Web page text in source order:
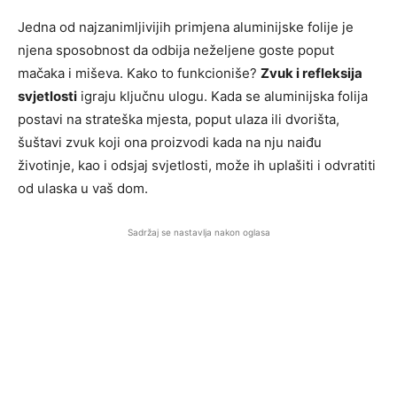
Jedna od najzanimljivijih primjena aluminijske folije je
njena sposobnost da odbija neželjene goste poput
mačaka i miševa. Kako to funkcioniše? Zvuk i refleksija
svjetlosti igraju ključnu ulogu. Kada se aluminijska folija
postavi na strateška mjesta, poput ulaza ili dvorišta,
šuštavi zvuk koji ona proizvodi kada na nju naiđu
životinje, kao i odsjaj svjetlosti, može ih uplašiti i odvratiti
od ulaska u vaš dom.
Sadržaj se nastavlja nakon oglasa